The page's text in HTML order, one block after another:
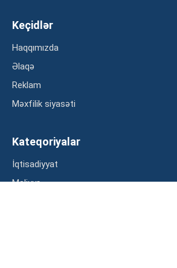
Keçidlər
Haqqımızda
Əlaqə
Reklam
Məxfilik siyasəti
Kateqoriyalar
İqtisadiyyat
Maliyyə